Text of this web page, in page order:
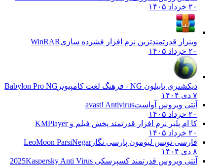
۲۰ خرداد ۱۴۰۵
وینرار قدرتمندترین نرم افزار فشرده سازیWinRAR
۲۰ خرداد ۱۴۰۵
دیکشنری بابیلون NG - فرهنگ لغت کامپیوتر
Babylon Pro NG
۷ دی ۱۴۰۴
آنتی ویروس آواستavast! Antivirus
۲۰ خرداد ۱۴۰۵
کا ام پلیر نرم افزار قدرتمند پخش فیلم وKMPlayer
۲۰ خرداد ۱۴۰۵
فارسی نویس لیومون پارسی نگارLeoMoon ParsiNegar
۸ دی ۱۴۰۴
آنتی ویروس قدرتمند کسپرسکی 2025 Kaspersky Anti Virus